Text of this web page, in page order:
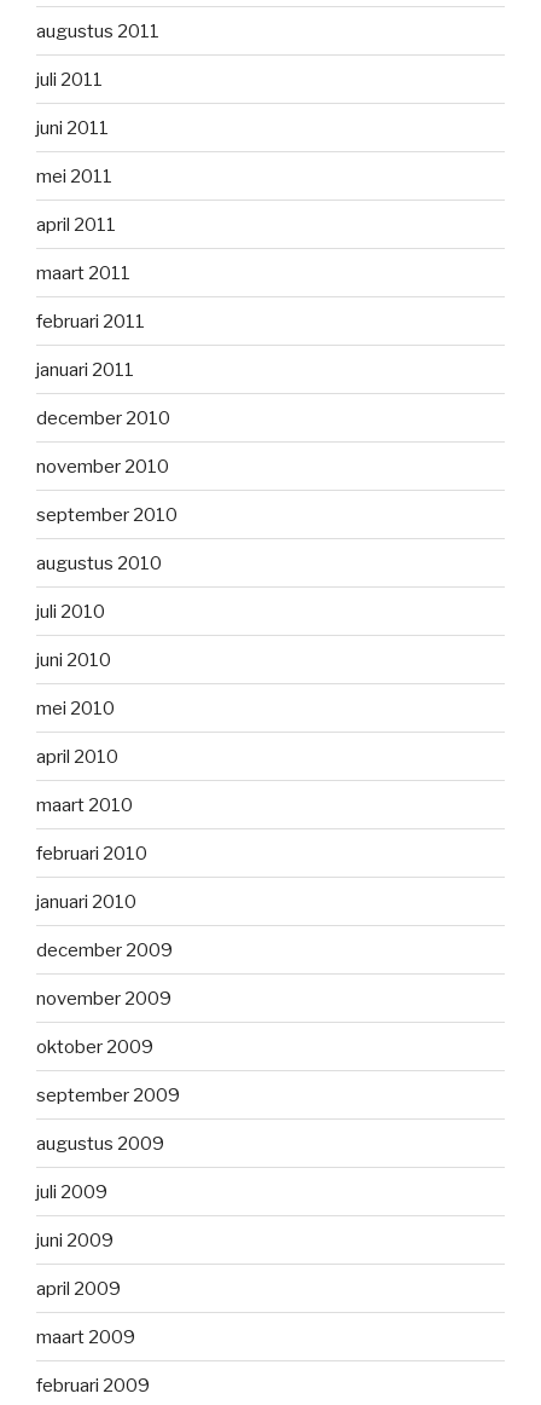
augustus 2011
juli 2011
juni 2011
mei 2011
april 2011
maart 2011
februari 2011
januari 2011
december 2010
november 2010
september 2010
augustus 2010
juli 2010
juni 2010
mei 2010
april 2010
maart 2010
februari 2010
januari 2010
december 2009
november 2009
oktober 2009
september 2009
augustus 2009
juli 2009
juni 2009
april 2009
maart 2009
februari 2009